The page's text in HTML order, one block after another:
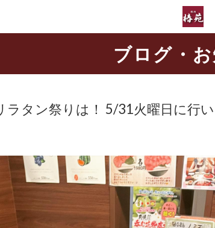
ブログ・
ラタン祭りは！ 5/31火曜日に行